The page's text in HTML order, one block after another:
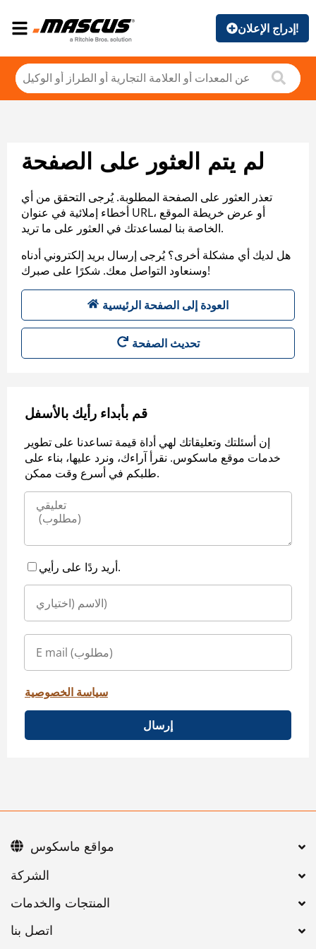
إدراج الإعلان!
لم يتم العثور على الصفحة
تعذر العثور على الصفحة المطلوبة. يُرجى التحقق من أي
أخطاء إملائية في عنوان URL، أو عرض خريطة الموقع
الخاصة بنا لمساعدتك في العثور على ما تريد.
هل لديك أي مشكلة أخرى؟ يُرجى إرسال بريد إلكتروني أدناه
وسنعاود التواصل معك. شكرًا على صبرك!
العودة إلى الصفحة الرئيسية
تحديث الصفحة
قم بأبداء رأيك بالأسفل
إن أسئلتك وتعليقاتك لهي أداة قيمة تساعدنا على تطوير
خدمات موقع ماسكوس. نقرأ آراءك، ونرد عليها، بناء على
طلبكم في أسرع وقت ممكن.
أريد ردًا على رأيي.
سياسة الخصوصية
إرسال
اتصل بنا
مواقع ماسكوس